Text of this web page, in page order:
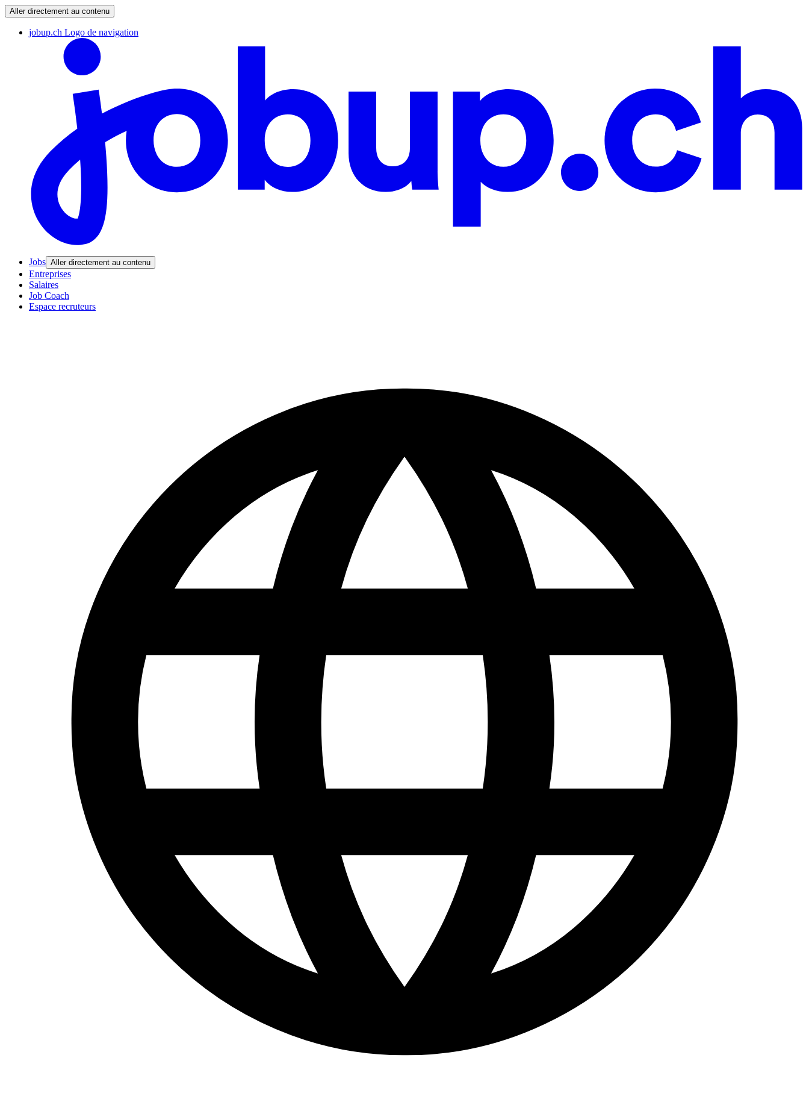
Aller directement au contenu
jobup.ch Logo de navigation
Jobs Aller directement au contenu
Entreprises
Salaires
Job Coach
Espace recruteurs